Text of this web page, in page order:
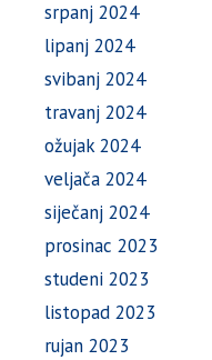
srpanj 2024
lipanj 2024
svibanj 2024
travanj 2024
ožujak 2024
veljača 2024
siječanj 2024
prosinac 2023
studeni 2023
listopad 2023
rujan 2023